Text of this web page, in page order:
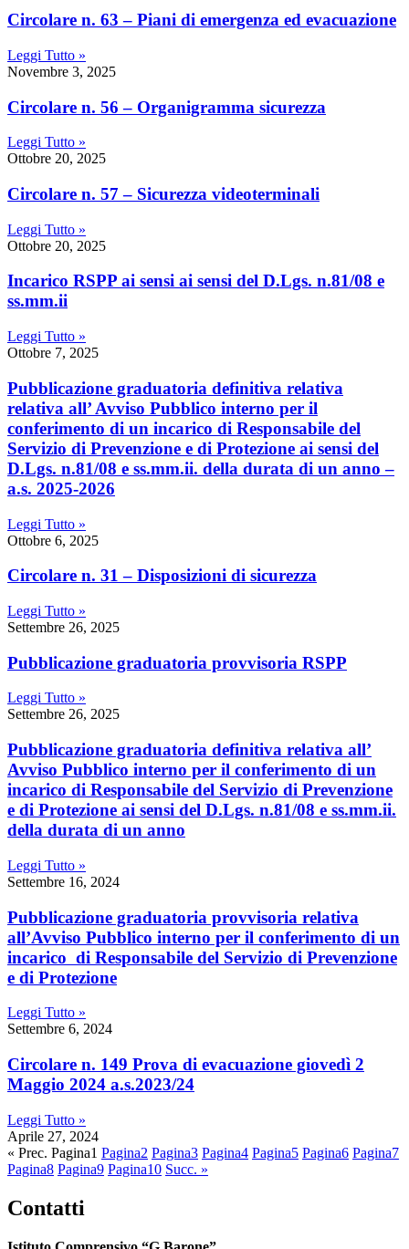
Circolare n. 63 – Piani di emergenza ed evacuazione
Leggi Tutto »
Novembre 3, 2025
Circolare n. 56 – Organigramma sicurezza
Leggi Tutto »
Ottobre 20, 2025
Circolare n. 57 – Sicurezza videoterminali
Leggi Tutto »
Ottobre 20, 2025
Incarico RSPP ai sensi ai sensi del D.Lgs. n.81/08 e
ss.mm.ii
Leggi Tutto »
Ottobre 7, 2025
Pubblicazione graduatoria definitiva relativa
relativa all’ Avviso Pubblico interno per il
conferimento di un incarico di Responsabile del
Servizio di Prevenzione e di Protezione ai sensi del
D.Lgs. n.81/08 e ss.mm.ii. della durata di un anno –
a.s. 2025-2026
Leggi Tutto »
Ottobre 6, 2025
Circolare n. 31 – Disposizioni di sicurezza
Leggi Tutto »
Settembre 26, 2025
Pubblicazione graduatoria provvisoria RSPP
Leggi Tutto »
Settembre 26, 2025
Pubblicazione graduatoria definitiva relativa all’
Avviso Pubblico interno per il conferimento di un
incarico di Responsabile del Servizio di Prevenzione
e di Protezione ai sensi del D.Lgs. n.81/08 e ss.mm.ii.
della durata di un anno
Leggi Tutto »
Settembre 16, 2024
Pubblicazione graduatoria provvisoria relativa
all’Avviso Pubblico interno per il conferimento di un
incarico di Responsabile del Servizio di Prevenzione
e di Protezione
Leggi Tutto »
Settembre 6, 2024
Circolare n. 149 Prova di evacuazione giovedì 2
Maggio 2024 a.s.2023/24
Leggi Tutto »
Aprile 27, 2024
« Prec. Pagina1 Pagina2 Pagina3 Pagina4 Pagina5 Pagina6 Pagina7
Pagina8 Pagina9 Pagina10 Succ. »
Contatti